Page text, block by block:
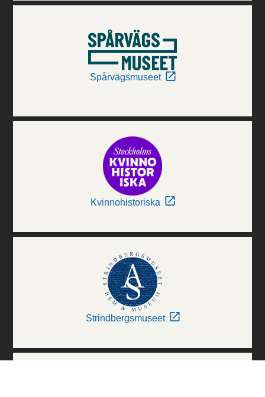
Spårvägsmuseet
Kvinnohistoriska
Strindbergsmuseet